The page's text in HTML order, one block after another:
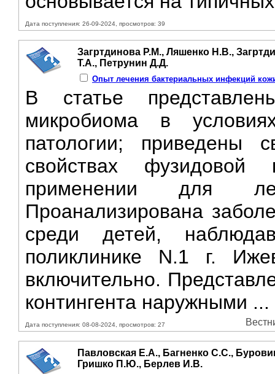
Дата поступления: 26-09-2024, просмотров: 39
Загртдинова Р.М., Ляшенко Н.В.,
Т.А., Петрунин Д.Д.
Oпыт лечения бактериальных инфекций
B статье
микробиома в
патологии; приведены
свойствах
применении для
Проанализирована
среди детей,
поликлинике N.1 г.
включительно.
контингента наружными ...
Дата поступления: 08-08-2024, просмотров: 27
Павловская Е.А., Багненко С.С.,
Гришко П.Ю., Берлев И.В.